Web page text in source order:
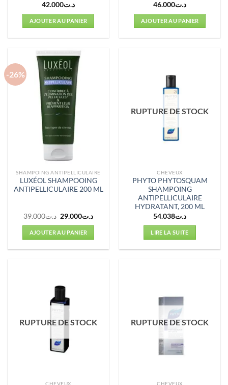
د.ت42.000
AJOUTER AU PANIER
د.ت46.000
AJOUTER AU PANIER
-26%
SHAMPOING ANTIPELLICULAIRE
LUXÉOL SHAMPOOING
ANTIPELLICULAIRE 200 ML
د.ت39.000
Le
initial
était :
د.ت39.000.
د.ت29.000
Le
AJOUTER AU PANIER
RUPTURE DE STOCK
CHEVEUX
PHYTO PHYTOSQUAM
SHAMPOING
ANTIPELLICULAIRE
HYDRATANT, 200 ML
د.ت54.038
LIRE LA SUITE
RUPTURE DE STOCK
CHEVEUX
RUPTURE DE STOCK
CHEVEUX